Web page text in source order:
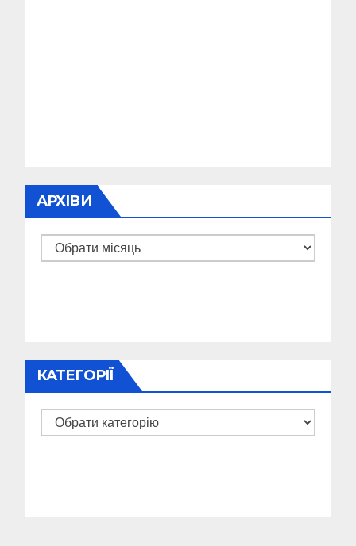
АРХІВИ
Архіви
КАТЕГОРІЇ
Категорії